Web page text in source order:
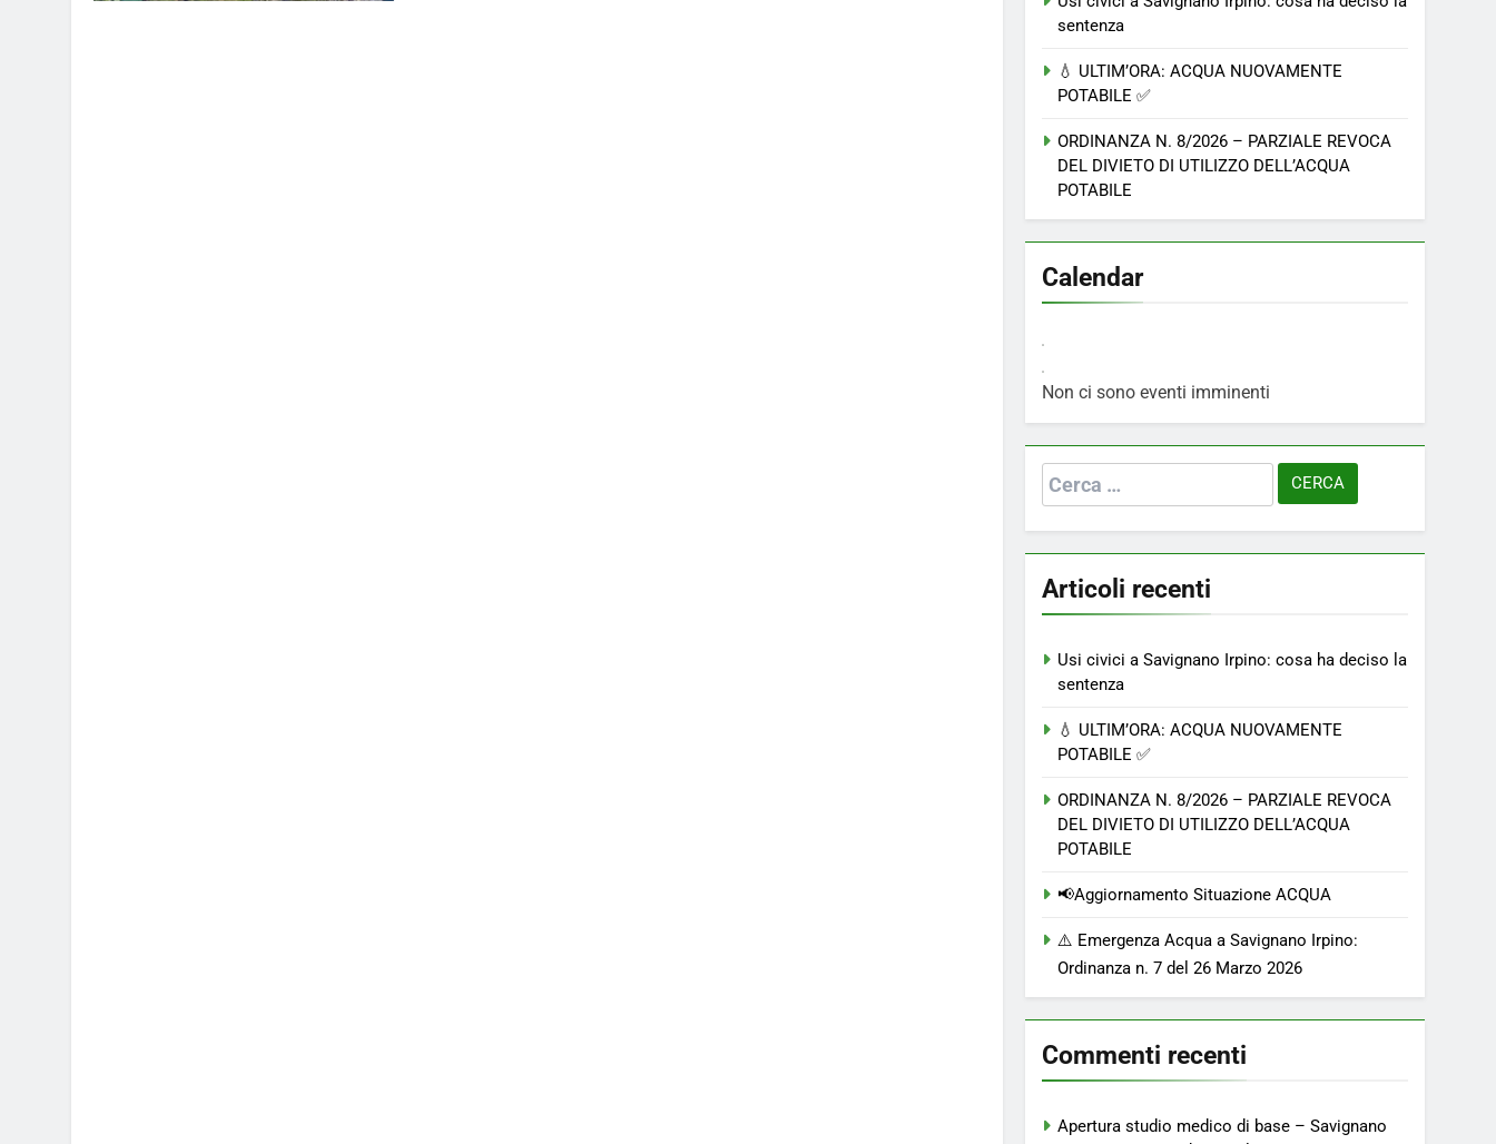
sentenza
💧 ULTIM’ORA: ACQUA NUOVAMENTE
POTABILE ✅
ORDINANZA N. 8/2026 – PARZIALE REVOCA
DEL DIVIETO DI UTILIZZO DELL’ACQUA
POTABILE
Calendar
Non ci sono eventi imminenti
Ricerca
per:
Articoli recenti
Usi civici a Savignano Irpino: cosa ha deciso la
sentenza
💧 ULTIM’ORA: ACQUA NUOVAMENTE
POTABILE ✅
ORDINANZA N. 8/2026 – PARZIALE REVOCA
DEL DIVIETO DI UTILIZZO DELL’ACQUA
POTABILE
📢Aggiornamento Situazione ACQUA
⚠️ Emergenza Acqua a Savignano Irpino:
Ordinanza n. 7 del 26 Marzo 2026
Commenti recenti
Apertura studio medico di base – Savignano